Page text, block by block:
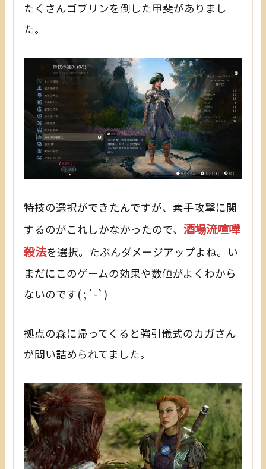
たくさんゴブリンを倒した甲斐がありまし
た。
特技の選択ができたんですが、素手攻撃に関
するのがこれしかなかったので、酒場流喧嘩
殺法を選択。たぶんダメージアップよね。い
まだにこのゲームの効果や数値がよくわから
ないのです( ;´-`)
拠点の森に帰ってくると強引儀式のカガさん
が問い詰められてました。